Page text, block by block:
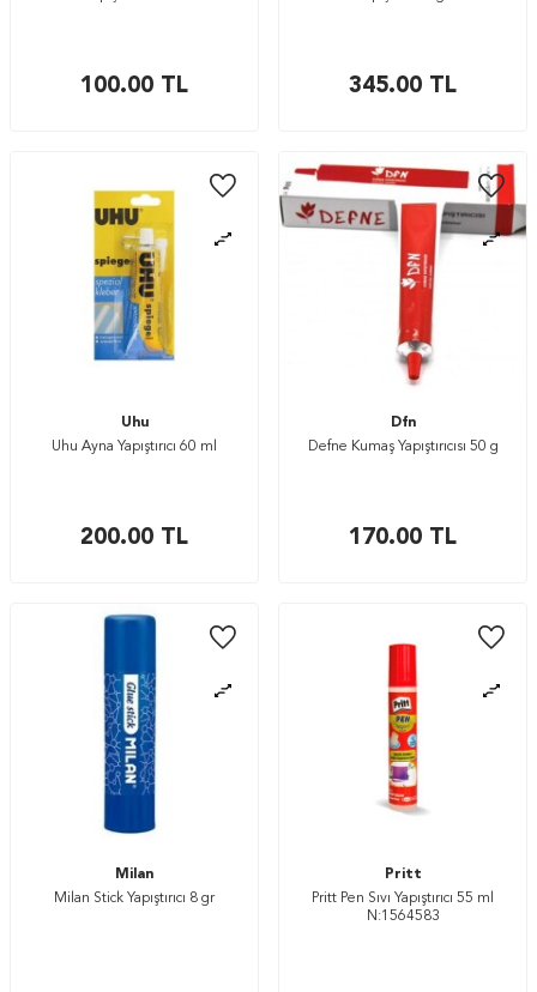
100.00 TL 345.00 TL
Uhu
Uhu Ayna Yapıştırıcı 60 ml
200.00 TL
Dfn
Defne Kumaş Yapıştırıcısı 50 g
170.00 TL
Milan
Milan Stick Yapıştırıcı 8 gr
Pritt
Pritt Pen Sıvı Yapıştırıcı 55 ml
N:1564583